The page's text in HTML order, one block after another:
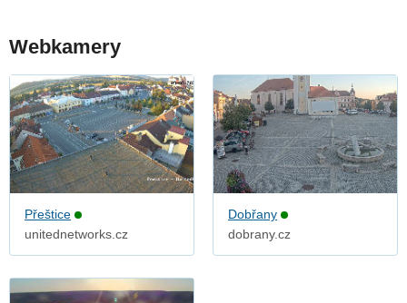
Webkamery
Přeštice
unitednetworks.cz
Dobřany
dobrany.cz